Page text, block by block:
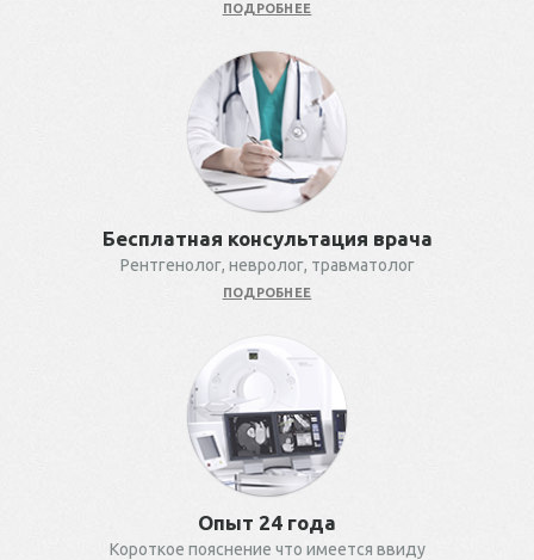
ПОДРОБНЕЕ
Бесплатная консультация врача
Рентгенолог, невролог, травматолог
ПОДРОБНЕЕ
Опыт 24 года
Короткое пояснение что имеется ввиду